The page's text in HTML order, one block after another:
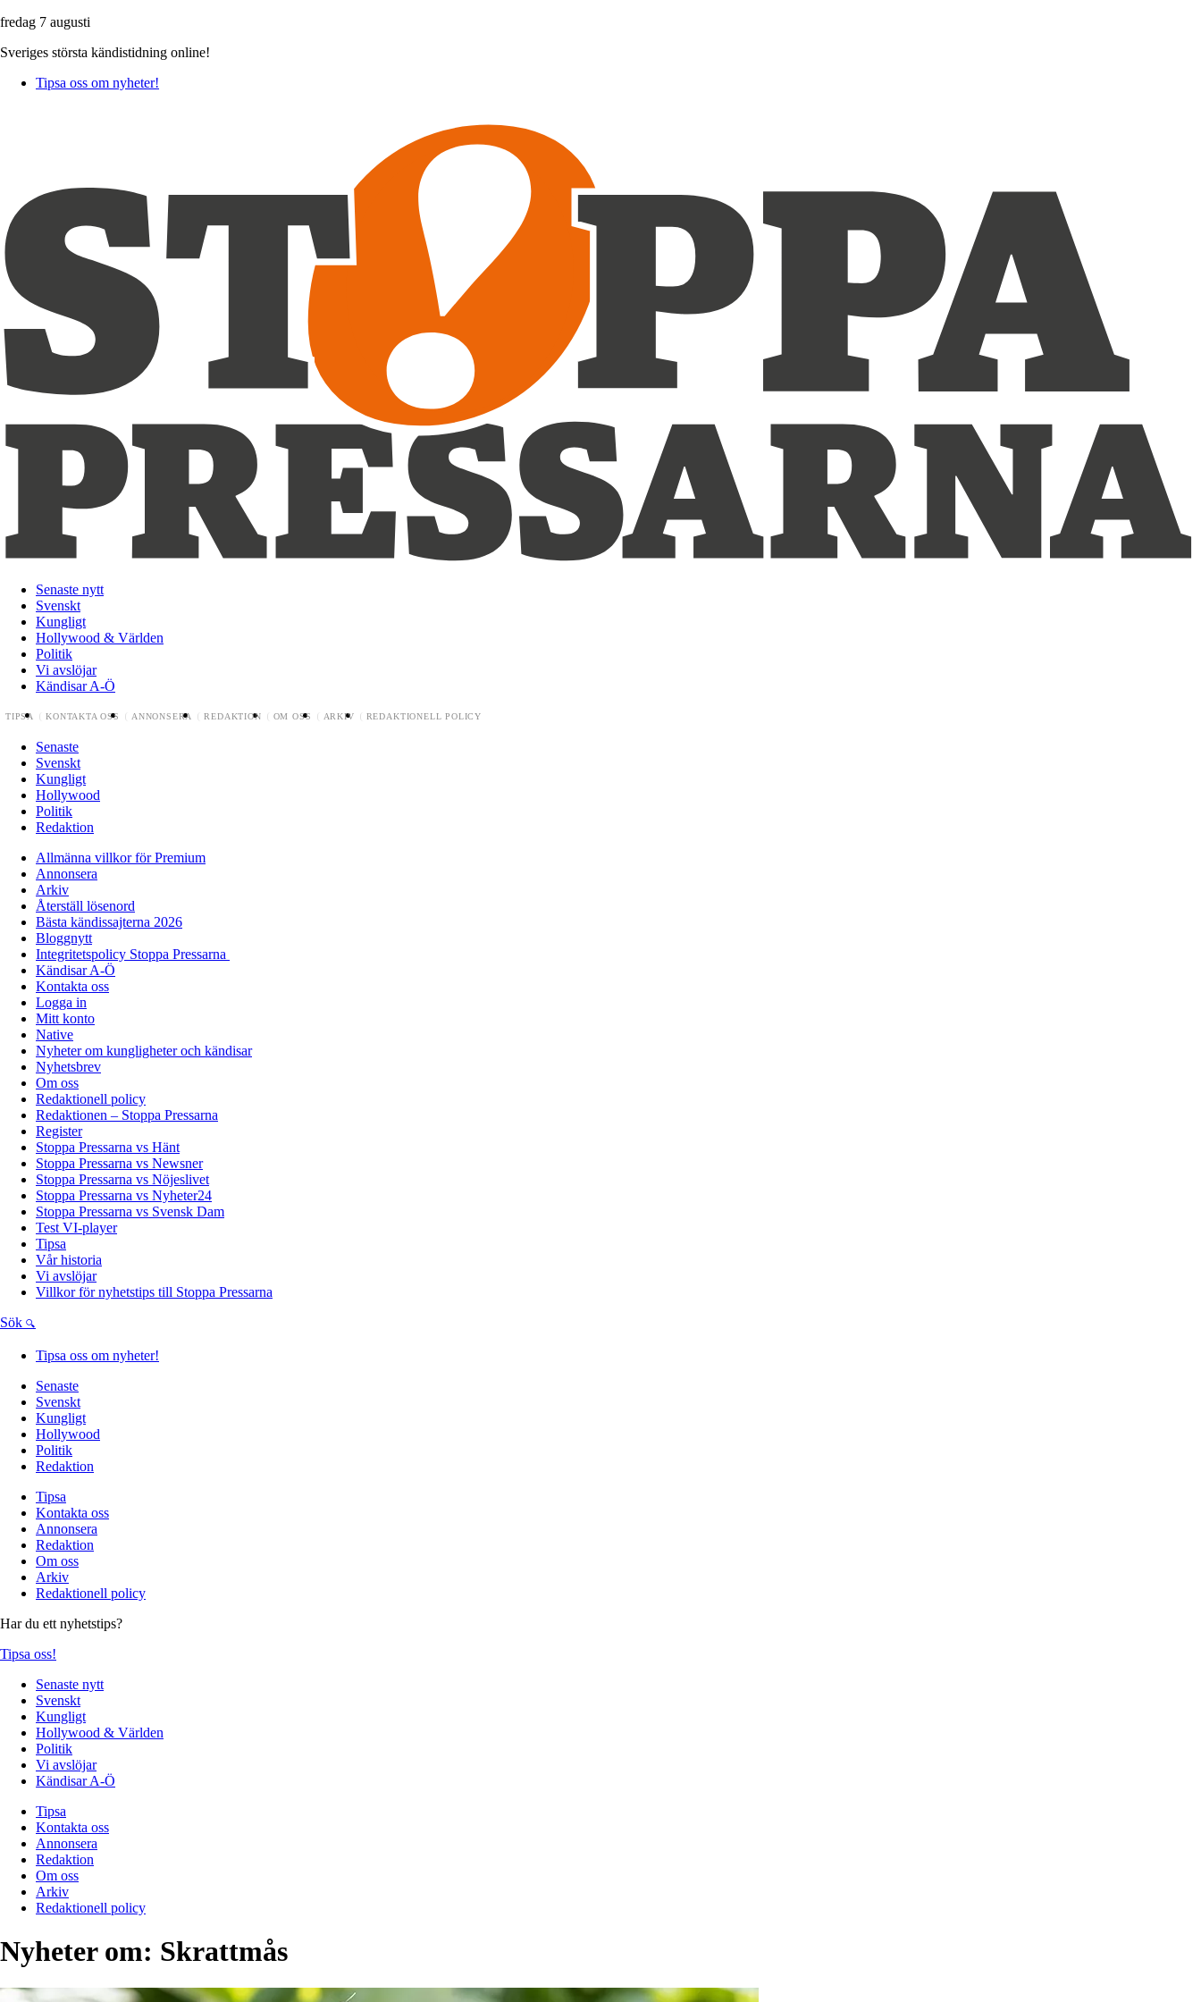
fredag 7 augusti
Sveriges största kändistidning online!
Tipsa oss om nyheter!
Senaste nytt
Svenskt
Kungligt
Hollywood & Världen
Politik
Vi avslöjar
Kändisar A-Ö
TIPSA KONTAKTA OSS ANNONSERA REDAKTION OM OSS ARKIV REDAKTIONELL POLICY
Senaste
Svenskt
Kungligt
Hollywood
Politik
Redaktion
Allmänna villkor för Premium
Annonsera
Arkiv
Återställ lösenord
Bästa kändissajterna 2026
Bloggnytt
Integritetspolicy Stoppa Pressarna
Kändisar A-Ö
Kontakta oss
Logga in
Mitt konto
Native
Nyheter om kungligheter och kändisar
Nyhetsbrev
Om oss
Redaktionell policy
Redaktionen – Stoppa Pressarna
Register
Stoppa Pressarna vs Hänt
Stoppa Pressarna vs Newsner
Stoppa Pressarna vs Nöjeslivet
Stoppa Pressarna vs Nyheter24
Stoppa Pressarna vs Svensk Dam
Test VI-player
Tipsa
Vår historia
Vi avslöjar
Villkor för nyhetstips till Stoppa Pressarna
Sök
Tipsa oss om nyheter!
Senaste
Svenskt
Kungligt
Hollywood
Politik
Redaktion
Tipsa
Kontakta oss
Annonsera
Redaktion
Om oss
Arkiv
Redaktionell policy
Har du ett nyhetstips?
Tipsa oss!
Senaste nytt
Svenskt
Kungligt
Hollywood & Världen
Politik
Vi avslöjar
Kändisar A-Ö
Tipsa
Kontakta oss
Annonsera
Redaktion
Om oss
Arkiv
Redaktionell policy
Nyheter om: Skrattmås